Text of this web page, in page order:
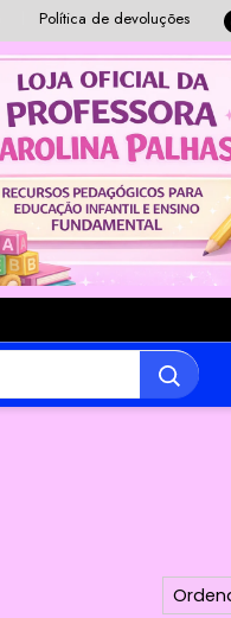
Política de devoluções